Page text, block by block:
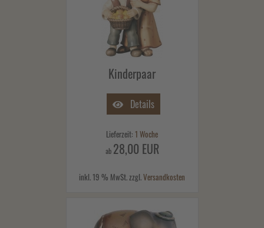
Kinderpaar
Details
Lieferzeit: 1 Woche
ab 28,00 EUR
inkl. 19 % MwSt. zzgl.Versandkosten